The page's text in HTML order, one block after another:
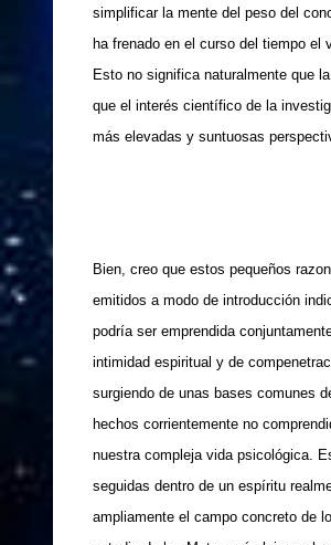
simplificar la mente del peso del
ha frenado en el curso del tiempo
Esto no significa naturalmente que
que el interés científico de la
más elevadas y suntuosas
Bien, creo que estos pequeños
emitidos a modo de introducción
podría ser emprendida
intimidad espiritual y de
surgiendo de unas bases comunes
hechos corrientemente no
nuestra compleja vida psicológica.
seguidas dentro de un espíritu
ampliamente el campo concreto de